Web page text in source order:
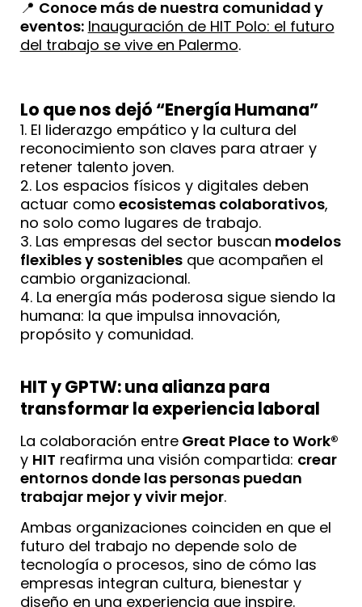
📍 Conoce más de nuestra comunidad y
eventos: Inauguración de HIT Polo: el futuro
del trabajo se vive en Palermo.
Lo que nos dejó “Energía Humana”
El liderazgo empático y la cultura del
reconocimiento son claves para atraer y
retener talento joven.
Los espacios físicos y digitales deben
actuar como ecosistemas colaborativos,
no solo como lugares de trabajo.
Las empresas del sector buscan modelos
flexibles y sosteniblesque acompañen el
cambio organizacional.
La energía más poderosa sigue siendo la
humana: la que impulsa innovación,
propósito y comunidad.
HIT y GPTW: una alianza para
transformar la experiencia laboral
La colaboración entreGreat Place to Work®
y HIT reafirma una visión compartida: crear
entornos donde las personas puedan
trabajar mejor y vivir mejor.
Ambas organizaciones coinciden en que el
futuro del trabajo no depende solo de
tecnología o procesos, sino de cómo las
empresas integran cultura, bienestar y
diseño en una experiencia que inspire.